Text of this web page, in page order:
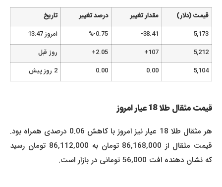
قیمت (دلار) مقدار تغییر درصد تغییر
تاریخ
5,173
38.41-
0.75-%
امروز 13:47
5,212
107+
2.05+
روز قبل
5,104
0.00
0.00
قیمت مثقال طلا 18 عیار امروز
هر مثقال طلا 18 عیار نیز امروز با کاهش 0.06 درصدی همراه بود.
قیمت مثقال از 86,168,000 تومان به 86,112,000 تومان رسید
که نشان دهنده افت 56,000 تومانی در بازار است.